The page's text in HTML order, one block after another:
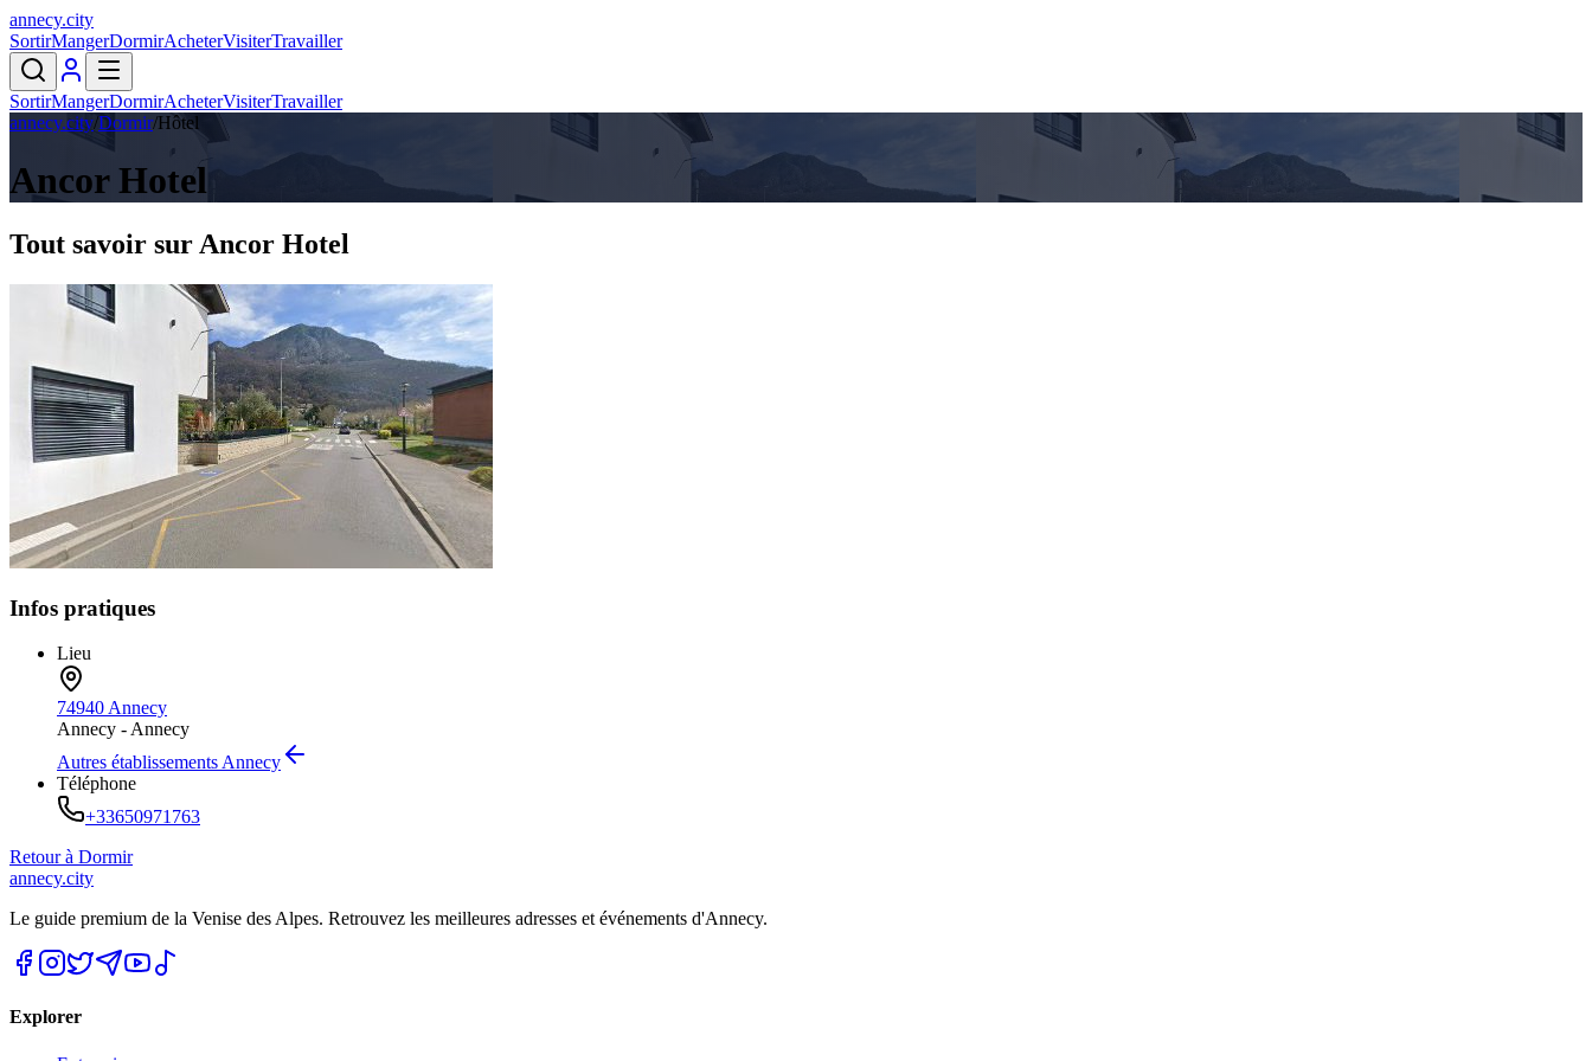
annecy.city
SortirMangerDormirAcheterVisiterTravailler
SortirMangerDormirAcheterVisiterTravailler
annecy.city/Dormir/Hôtel
Ancor Hotel
Tout savoir sur Ancor Hotel
Infos pratiques
Lieu
74940 Annecy
Annecy - Annecy
Autres établissements Annecy
Téléphone
+33650971763
Retour à Dormir
annecy.city
Le guide premium de la Venise des Alpes. Retrouvez les meilleures adresses et événements d'Annecy.
Explorer